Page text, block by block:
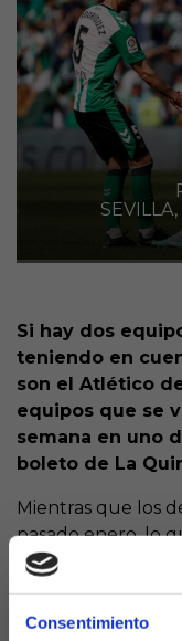
Consentimiento
Si hay dos
teniendo en
son el Atlético
equipos que se
semana en uno
boleto de La
Mientras que los
pasado enero, lo
consecutivos sin
encuentros